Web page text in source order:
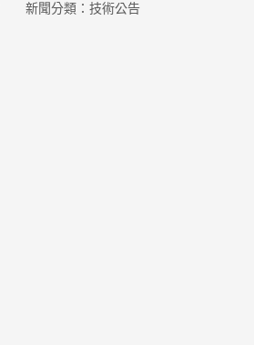
新聞分類：技術公告